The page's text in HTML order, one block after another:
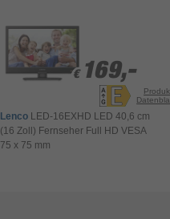
€ 169,-
€ 169,-
Lenco LED-16EXHD LED 40,6 cm
(16 Zoll) Fernseher Full HD VESA
75 x 75 mm